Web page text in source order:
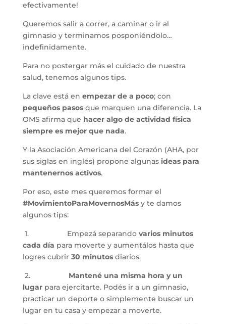
efectivamente!
Queremos salir a correr, a caminar o ir al
gimnasio y terminamos posponiéndolo…
indefinidamente.
Para no postergar más el cuidado de nuestra
salud, tenemos algunos tips.
La clave está en empezar de a poco
pequeños pasos que marquen una diferencia. La
OMS afirma que hacer algo de actividad física
siempre es mejor que nada.
Y la Asociación Americana del Corazón (AHA, por
sus siglas en inglés) propone algunas ideas para
mantenernos activos.
#MovimientoParaMovernosMás y te damos
algunos tips:
1.                   Empezá separando varios minutos
cada día para moverte y aumentálos hasta que
logres cubrir 30 minutos diarios.
2. Mantené una misma hora y un
lugar para ejercitarte. Podés ir a un gimnasio,
practicar un deporte o simplemente buscar un
lugar en tu casa y empezar a moverte.